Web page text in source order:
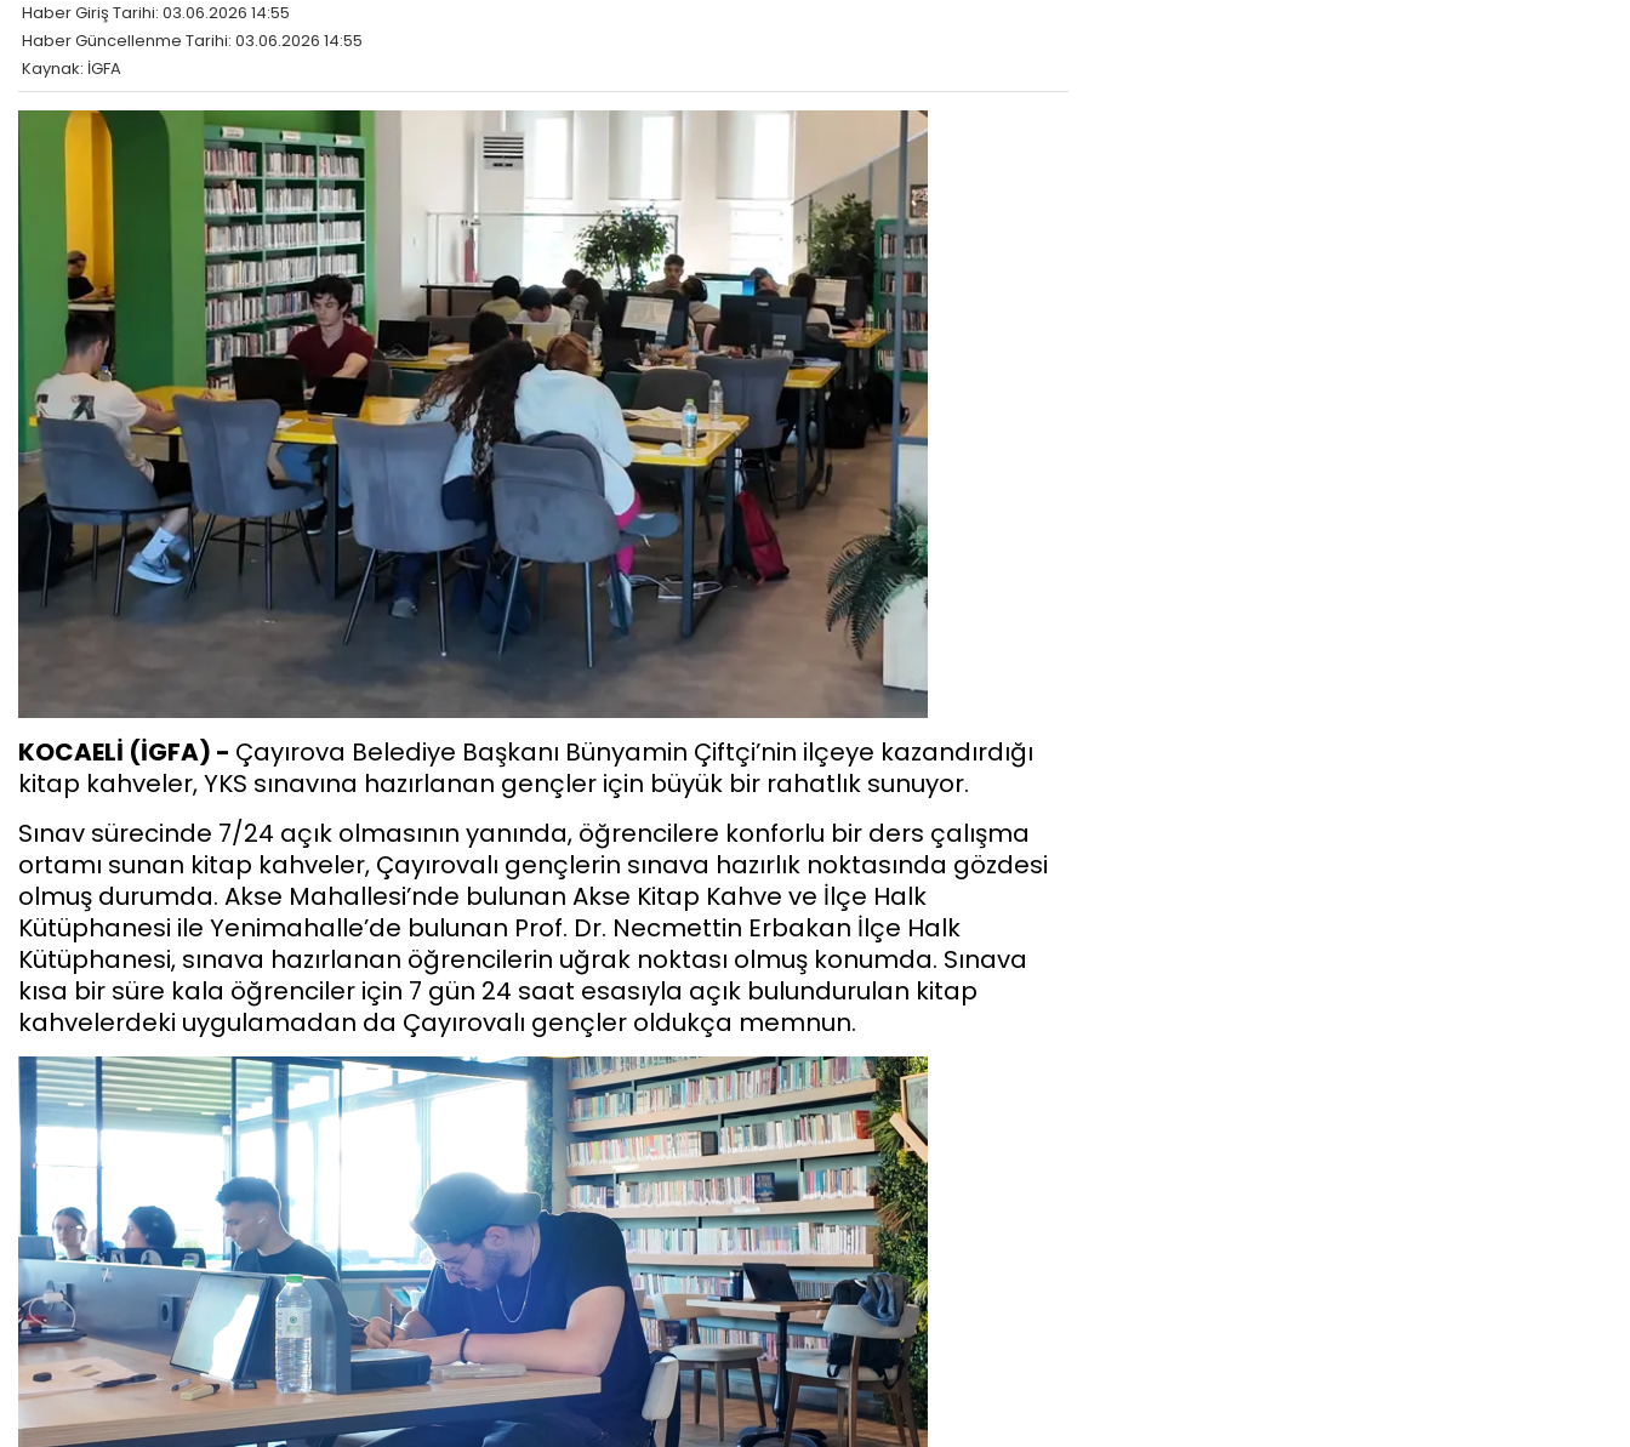
Haber Giriş Tarihi: 03.06.2026 14:55
Haber Güncellenme Tarihi: 03.06.2026 14:55
Kaynak: İGFA
KOCAELİ (İGFA) - Çayırova Belediye Başkanı Bünyamin Çiftçi’nin ilçeye kazandırdığı
kitap kahveler, YKS sınavına hazırlanan gençler için büyük bir rahatlık sunuyor.
Sınav sürecinde 7/24 açık olmasının yanında, öğrencilere konforlu bir ders çalışma
ortamı sunan kitap kahveler, Çayırovalı gençlerin sınava hazırlık noktasında gözdesi
olmuş durumda. Akse Mahallesi’nde bulunan Akse Kitap Kahve ve İlçe Halk
Kütüphanesi ile Yenimahalle’de bulunan Prof. Dr. Necmettin Erbakan İlçe Halk
Kütüphanesi, sınava hazırlanan öğrencilerin uğrak noktası olmuş konumda. Sınava
kısa bir süre kala öğrenciler için 7 gün 24 saat esasıyla açık bulundurulan kitap
kahvelerdeki uygulamadan da Çayırovalı gençler oldukça memnun.